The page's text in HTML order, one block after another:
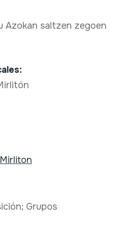
Azokan saltzen zegoen
Mirliton
Grupos